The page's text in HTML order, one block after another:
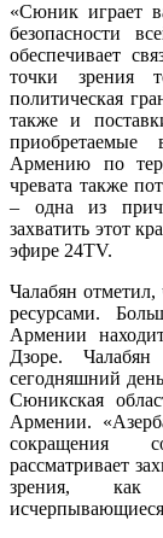
«Сюник играет
безопасности
обеспечивает
точки зрения
политическая
также и
Армению по
чревата также
– одна из
захватить этот
эфире 24TV.
Чалабян
ресурсами.
Армении
Дзоре.
сегодняшний
Сюникская
Армении.
сокращения
рассматривает
зрения, как
исчерпывающиеся